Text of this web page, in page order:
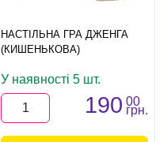
НАСТІЛЬНА ГРА ДЖЕНГА
(КИШЕНЬКОВА)
У наявності 5 шт.
190 00
грн.